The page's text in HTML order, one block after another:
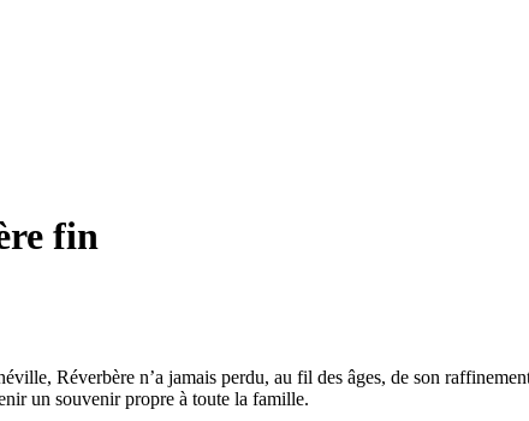
fin
Réverbère n’a jamais perdu, au fil des âges, de son
un souvenir propre à toute la famille.